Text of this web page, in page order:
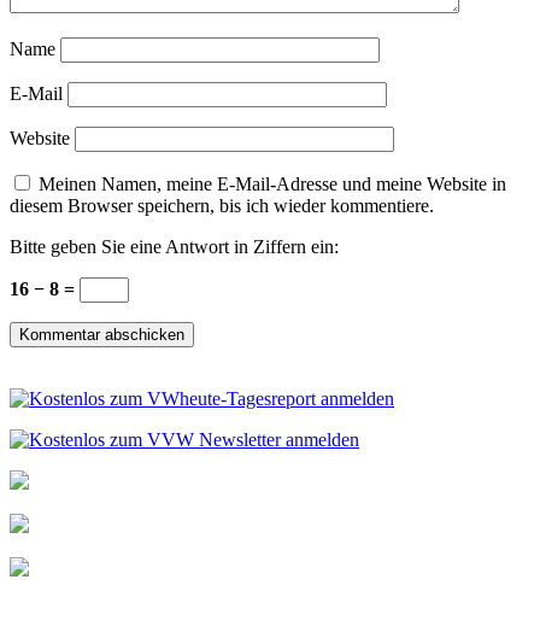
Name
E-Mail
Website
Meinen Namen, meine E-Mail-Adresse und meine Website in
diesem Browser speichern, bis ich wieder kommentiere.
Bitte geben Sie eine Antwort in Ziffern ein:
16 − 8 =